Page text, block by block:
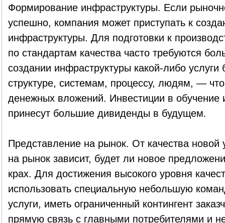
Формирование инфраструктуры. Если
успешно, компания может приступать к
инфраструктуры. Для подготовки к
по стандартам качества часто требуются
создании инфраструктуры какой-либо
структуре, системам, процессу, людям, — что
денежных вложений. Инвестиции в обучение
принесут большие дивиденды в будущем.
Представление на рынок. От качества новой
на рынок зависит, будет ли новое
крах. Для достижения высокого уровня
использовать специальную небольшую
услуги, иметь ограниченный контингент
прямую связь с главными потребителями и